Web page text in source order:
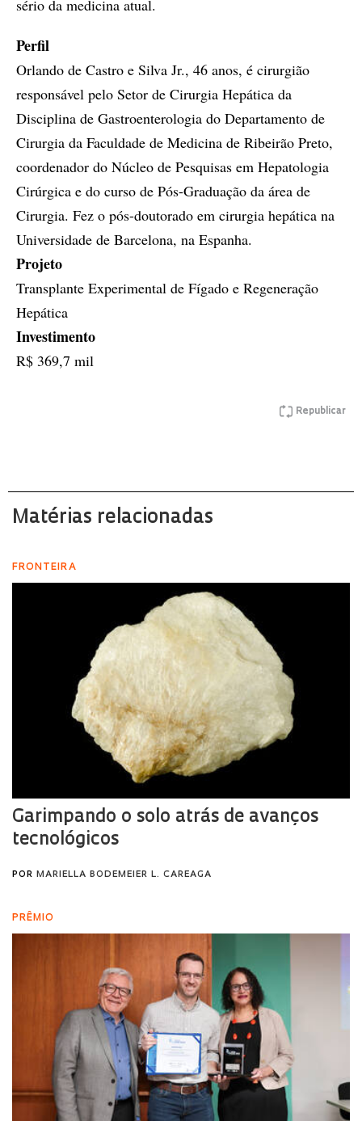
sério da medicina atual.
Perfil
Orlando de Castro e Silva Jr., 46 anos, é cirurgião
responsável pelo Setor de Cirurgia Hepática da
Disciplina de Gastroenterologia do Departamento de
Cirurgia da Faculdade de Medicina de Ribeirão Preto,
coordenador do Núcleo de Pesquisas em Hepatologia
Cirúrgica e do curso de Pós-Graduação da área de
Cirurgia. Fez o pós-doutorado em cirurgia hepática na
Universidade de Barcelona, na Espanha.
Projeto
Transplante Experimental de Fígado e Regeneração
Hepática
Investimento
R$ 369,7 mil
Republicar